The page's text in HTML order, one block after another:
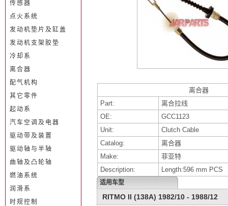
离合器
Part:
离合拉线
OE:
GCC1123
Unit:
Clutch Cable
Catalog:
离合器
Make:
菲亚特
Description:
Length:596 mm PCS
适用车型
RITMO II (138A) 1982/10 - 1988/12
传感器
点火系统
发动机垫片及缸盖
发动机支架胶垫
冷却系
离合器
配气机构
其它零件
起动系
汽车空调及电器
驱动带及装置
驱动轴与半轴
曲轴及凸轮轴
燃油系统
润滑系
时规控制